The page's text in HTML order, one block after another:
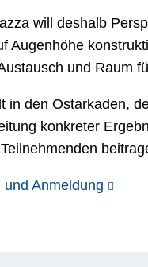
will deshalb
Augenhöhe
und Raum
in den Ostarkaden,
konkreter
Anmeldung